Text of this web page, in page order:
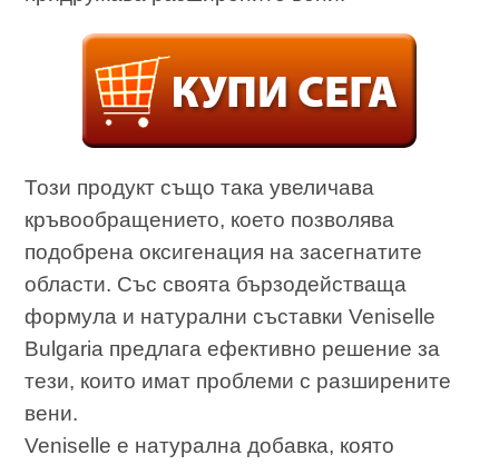
Този продукт също така увеличава
кръвообращението, което позволява
подобрена оксигенация на засегнатите
области. Със своята бързодействаща
формула и натурални съставки Veniselle
Bulgaria предлага ефективно решение за
тези, които имат проблеми с разширените
вени.
Veniselle е натурална добавка, която